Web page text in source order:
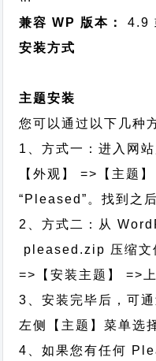
兼容 WP 版本：
4.9
安装方式
主题安装
您可以通过以下几种
1、方式一：进入网
【外观】 =>【主题
“Pleased”。找到之
2、方式二：从
pleased.zip 压缩文
=>【安装主题】 =>
3、安装完毕后，可
左侧【主题】菜单选
4、如果您有任何